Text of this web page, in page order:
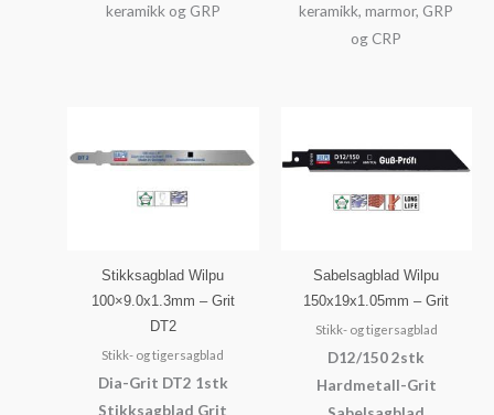
keramikk og GRP
keramikk, marmor, GRP
og CRP
Stikksagblad Wilpu
100×9.0x1.3mm – Grit
DT2
Stikk- og tigersagblad
Dia-Grit DT2 1stk
Stikksagblad Grit
Sabelsagblad Wilpu
150x19x1.05mm – Grit
Stikk- og tigersagblad
D12/150 2stk
Hardmetall-Grit